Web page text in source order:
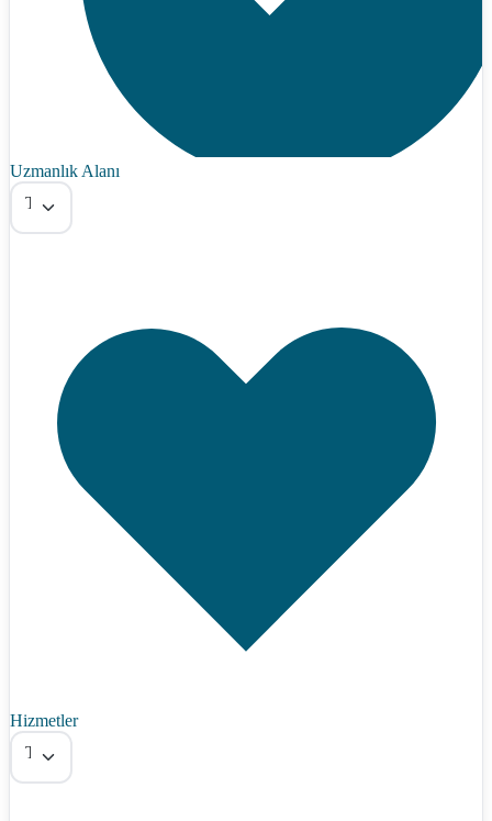
Uzmanlık Alanı
Tümü
Hizmetler
Tümü